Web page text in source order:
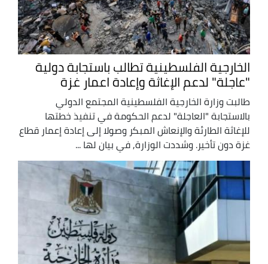
الخارجية الفلسطينية تطالب باستجابة دولية
"عاجلة" لدعم الإغاثة وإعادة اعمار غزة
طالبت وزارة الخارجية الفلسطينية المجتمع الدولي
بالاستجابة "العاجلة" لدعم الحكومة في تنفيذ خطتها
للإغاثة الطارئة والإنعاش المبكر وصولا إلى إعادة إعمار قطاع
غزة دون تأخير. وشددت الوزارة, في بيان لها ...